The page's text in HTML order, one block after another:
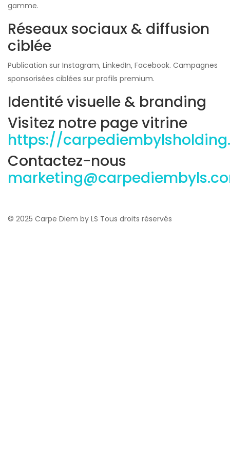
gamme.
Réseaux sociaux & diffusion
ciblée
Publication sur Instagram, LinkedIn, Facebook. Campagnes
sponsorisées ciblées sur profils premium.
Identité visuelle & branding
Visitez notre page vitrine
https://
Contactez-nous
© 2025 Carpe Diem by LS Tous droits réservés